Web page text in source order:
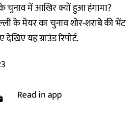
के चुनाव में आखिर क्यों हुआ हंगामा?
के मेयर का चुनाव शोर-शराबे की भेंट
यह ग्राउंड रिपोर्ट.
Read in app